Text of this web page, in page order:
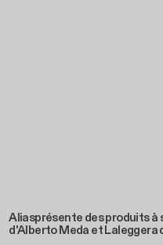
Alias​présente des produits à
d'Alberto Meda et Laleggera